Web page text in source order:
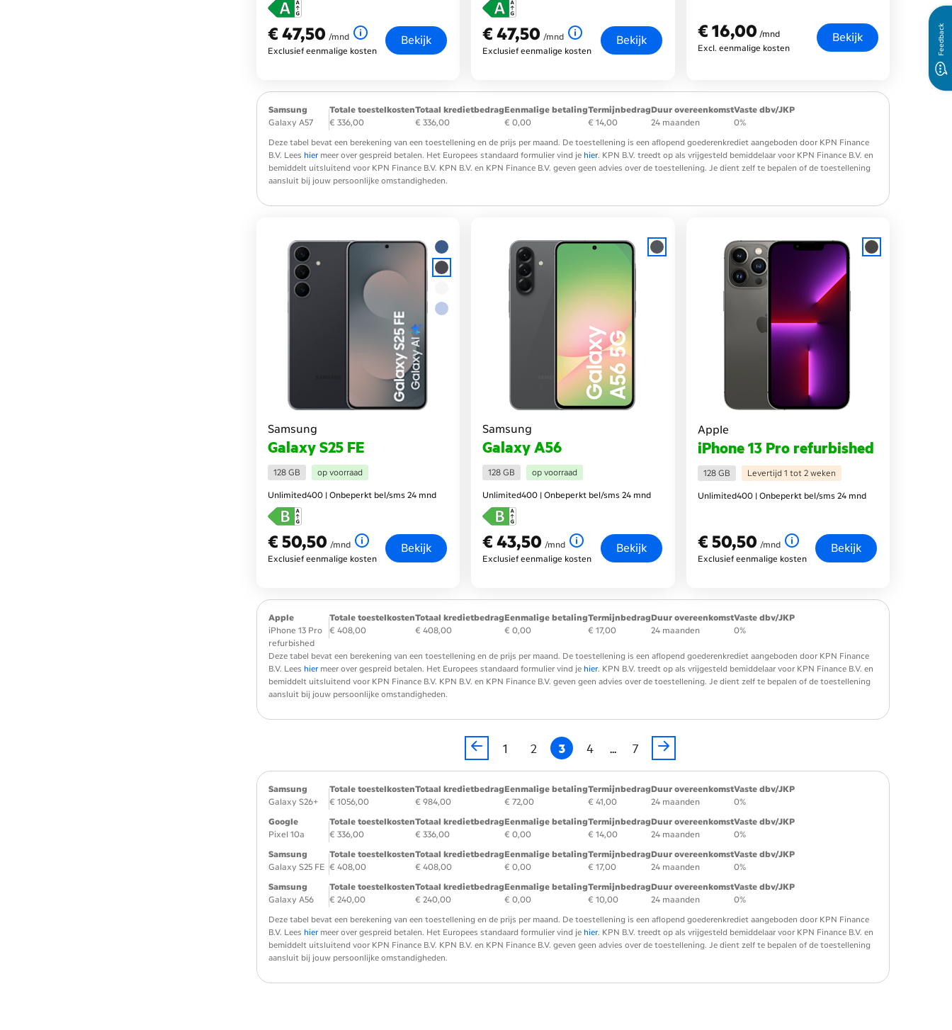
€ 47,50
€ 47,50
per maand /mnd
Exclusief eenmalige kosten
Bekijk
€ 47,50
€ 47,50
per maand /mnd
Exclusief eenmalige kosten
Bekijk
€ 16,00
€ 16,00 /mnd
Excl. eenmalige kosten
Bekijk
Samsung
Galaxy A57
Totale toestelkosten
€ 336,00
Totaal kredietbedrag
€ 336,00
Eenmalige betaling
€ 0,00
Termijnbedrag
€ 14,00
Duur overeenkomst
24 maanden
Vaste dbv/JKP
0%
Deze tabel bevat een berekening van een toestellening en de prijs per maand. De toestellening is een aflopend goederenkrediet aangeboden door KPN Finance
B.V. Lees hier meer over gespreid betalen. Het Europees standaard formulier vind je hier. KPN B.V. treedt op als vrijgesteld bemiddelaar voor KPN Finance B.V. en
bemiddelt uitsluitend voor KPN Finance B.V. KPN B.V. en KPN Finance B.V. geven geen advies over de toestellening. Je dient zelf te bepalen of de toestellening
aansluit bij jouw persoonlijke omstandigheden.
Samsung
Galaxy S25 FE
128 GB op voorraad
Unlimited400 | Onbeperkt bel/sms 24 mnd
€ 50,50
€ 50,50
per maand /mnd
Exclusief eenmalige kosten
Bekijk
Samsung
Galaxy A56
128 GB op voorraad
Unlimited400 | Onbeperkt bel/sms 24 mnd
€ 43,50
€ 43,50
per maand /mnd
Exclusief eenmalige kosten
Bekijk
Apple
iPhone 13 Pro refurbished
128 GB Levertijd 1 tot 2 weken
Unlimited400 | Onbeperkt bel/sms 24 mnd
€ 50,50
€ 50,50
per maand /mnd
Exclusief eenmalige kosten
Bekijk
Apple
iPhone 13 Pro
refurbished
Totale toestelkosten
€ 408,00
Totaal kredietbedrag
€ 408,00
Eenmalige betaling
€ 0,00
Termijnbedrag
€ 17,00
Duur overeenkomst
24 maanden
Vaste dbv/JKP
0%
Deze tabel bevat een berekening van een toestellening en de prijs per maand. De toestellening is een aflopend goederenkrediet aangeboden door KPN Finance
B.V. Lees hier meer over gespreid betalen. Het Europees standaard formulier vind je hier. KPN B.V. treedt op als vrijgesteld bemiddelaar voor KPN Finance B.V. en
bemiddelt uitsluitend voor KPN Finance B.V. KPN B.V. en KPN Finance B.V. geven geen advies over de toestellening. Je dient zelf te bepalen of de toestellening
aansluit bij jouw persoonlijke omstandigheden.
1 2 3 4 ... 7
Samsung
Galaxy S26+
Totale toestelkosten
€ 1056,00
Totaal kredietbedrag
€ 984,00
Eenmalige betaling
€ 72,00
Termijnbedrag
€ 41,00
Duur overeenkomst
24 maanden
Vaste dbv/JKP
0%
Google
Pixel 10a
Totale toestelkosten
€ 336,00
Totaal kredietbedrag
€ 336,00
Eenmalige betaling
€ 0,00
Termijnbedrag
€ 14,00
Duur overeenkomst
24 maanden
Vaste dbv/JKP
0%
Samsung
Galaxy S25 FE
Totale toestelkosten
€ 408,00
Totaal kredietbedrag
€ 408,00
Eenmalige betaling
€ 0,00
Termijnbedrag
€ 17,00
Duur overeenkomst
24 maanden
Vaste dbv/JKP
0%
Samsung
Galaxy A56
Totale toestelkosten
€ 240,00
Totaal kredietbedrag
€ 240,00
Eenmalige betaling
€ 0,00
Termijnbedrag
€ 10,00
Duur overeenkomst
24 maanden
Vaste dbv/JKP
0%
Deze tabel bevat een berekening van een toestellening en de prijs per maand. De toestellening is een aflopend goederenkrediet aangeboden door KPN Finance
B.V. Lees hier meer over gespreid betalen. Het Europees standaard formulier vind je hier. KPN B.V. treedt op als vrijgesteld bemiddelaar voor KPN Finance B.V. en
bemiddelt uitsluitend voor KPN Finance B.V. KPN B.V. en KPN Finance B.V. geven geen advies over de toestellening. Je dient zelf te bepalen of de toestellening
aansluit bij jouw persoonlijke omstandigheden.
Feedback